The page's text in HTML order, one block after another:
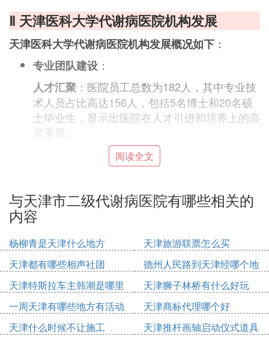
Ⅱ 天津医科大学代谢病医院机构发展
天津医科大学代谢病医院机构发展概况如下 ：
专业团队建设 ：
人才汇聚 ：医院员工总数为182人，其中专业技
术人员占比高达156人，包括5名博士和20名硕
士毕业生，显示出医院在人才引进和培养上的高
度重视。
：医院拥有1名博导和6名硕导，为医
院的科研和教学提供了坚实的支撑。
职称结构
家，以及38名中级职称的专业技术人员，形成
了合理的人才梯队。
专家阵容强大：
知名专家：医院邀请了多位天津市内分泌领域的
知名老专家，他们在临床工作中提供了宝贵的指
导和建议。
名誉院长：原国际糖尿病联合会的副会长马场茂
明教授以及中华糖尿病学会原主任委员池芝盛教
阅读全文
与天津市二级代谢病医院有哪些相关的
内容
杨柳青是天津什么地方
天津旅游联票怎么买
天津都有哪些相声社团
德州人民路到天津经哪个地
方
天津特斯拉车主韩潮是哪里
天津狮子林桥有什么好玩
一周天津有哪些地方有活动
天津商标代理哪个好
天津什么时候不让施工
天津推杆画轴启动仪式道具